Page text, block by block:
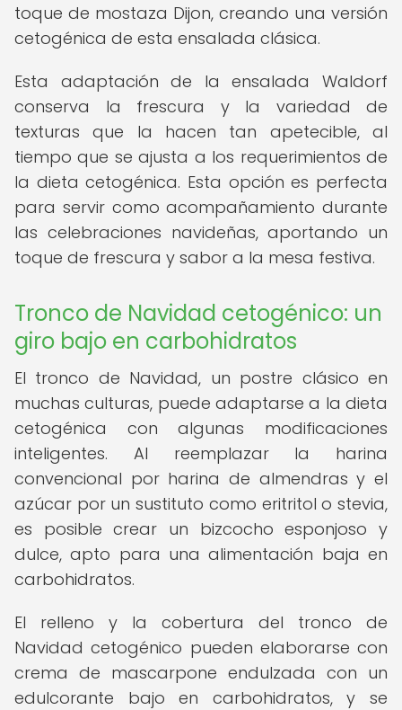
toque de mostaza Dijon, creando una versión
cetogénica de esta ensalada clásica.
Esta adaptación de la ensalada Waldorf
conserva la frescura y la variedad de
texturas que la hacen tan apetecible, al
tiempo que se ajusta a los requerimientos de
la dieta cetogénica. Esta opción es perfecta
para servir como acompañamiento durante
las celebraciones navideñas, aportando un
toque de frescura y sabor a la mesa festiva.
Tronco de Navidad cetogénico: un
giro bajo en carbohidratos
El tronco de Navidad, un postre clásico en
muchas culturas, puede adaptarse a la dieta
cetogénica con algunas modificaciones
inteligentes. Al reemplazar la harina
convencional por harina de almendras y el
azúcar por un sustituto como eritritol o stevia,
es posible crear un bizcocho esponjoso y
dulce, apto para una alimentación baja en
carbohidratos.
El relleno y la cobertura del tronco de
Navidad cetogénico pueden elaborarse con
crema de mascarpone endulzada con un
edulcorante bajo en carbohidratos, y se